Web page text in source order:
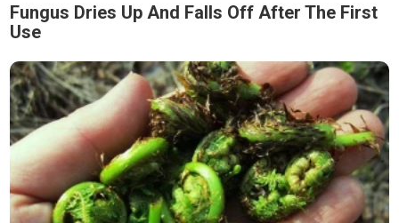
Fungus Dries Up And Falls Off After The First
Use